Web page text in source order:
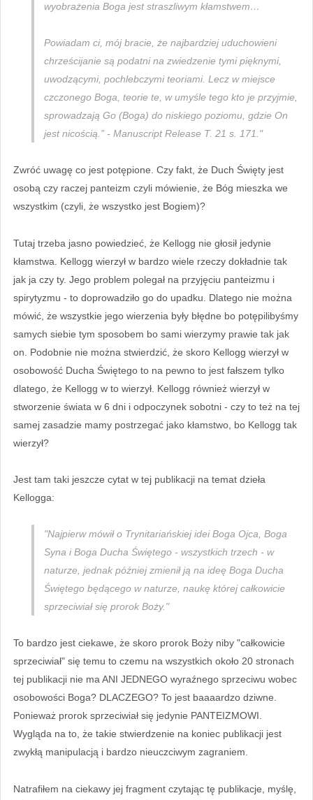
wyobrażenia Boga jest straszliwym kłamstwem…
Powiadam ci, mój bracie, że najbardziej uduchowieni
chrześcijanie są podatni na zwiedzenie tymi pięknymi,
uwodzącymi, pochlebczymi teoriami. Lecz w miejsce
czczonego Boga, teorie te, w umyśle tego kto je przyjmie,
sprowadzają Go (Boga) do niskiego poziomu, gdzie On
jest nicością.” - Manuscript Release T. 21 s. 171."
Zwróć uwagę co jest potępione. Czy fakt, że Duch Święty jest
osobą czy raczej panteizm czyli mówienie, że Bóg mieszka we
wszystkim (czyli, że wszystko jest Bogiem)?
Tutaj trzeba jasno powiedzieć, że Kellogg nie głosił jedynie
kłamstwa. Kellogg wierzył w bardzo wiele rzeczy dokładnie tak
jak ja czy ty. Jego problem polegał na przyjęciu panteizmu i
spirytyzmu - to doprowadziło go do upadku. Dlatego nie można
mówić, że wszystkie jego wierzenia były błędne bo potępilibyśmy
samych siebie tym sposobem bo sami wierzymy prawie tak jak
on. Podobnie nie można stwierdzić, że skoro Kellogg wierzył w
osobowość Ducha Świętego to na pewno to jest fałszem tylko
dlatego, że Kellogg w to wierzył. Kellogg również wierzył w
stworzenie świata w 6 dni i odpoczynek sobotni - czy to też na tej
samej zasadzie mamy postrzegać jako kłamstwo, bo Kellogg tak
wierzył?
Jest tam taki jeszcze cytat w tej publikacji na temat dzieła
Kellogga:
"Najpierw mówił o Trynitariańskiej idei Boga Ojca, Boga
Syna i Boga Ducha Świętego - wszystkich trzech - w
naturze, jednak później zmienił ją na ideę Boga Ducha
Świętego będącego w naturze, naukę której całkowicie
sprzeciwiał się prorok Boży."
To bardzo jest ciekawe, że skoro prorok Boży niby "całkowicie
sprzeciwiał" się temu to czemu na wszystkich około 20 stronach
tej publikacji nie ma ANI JEDNEGO wyraźnego sprzeciwu wobec
osobowości Boga? DLACZEGO? To jest baaaardzo dziwne.
Ponieważ prorok sprzeciwiał się jedynie PANTEIZMOWI.
Wygląda na to, że takie stwierdzenie na koniec publikacji jest
zwykłą manipulacją i bardzo nieuczciwym zagraniem.
Natrafiłem na ciekawy jej fragment czytając tę publikacje, myślę,